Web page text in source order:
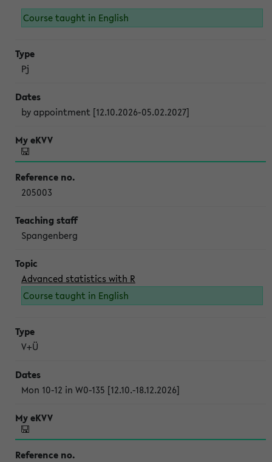
Course taught in English
Pj
by appointment [12.10.2026-05.02.2027]
205003
Spangenberg
Advanced statistics with R
Course taught in English
V+Ü
Mon 10-12 in W0-135 [12.10.-18.12.2026]